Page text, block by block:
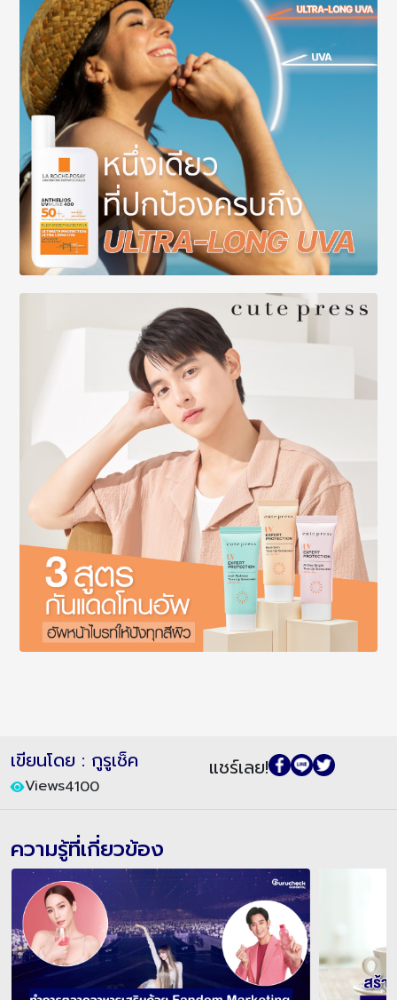
เขียนโดย : กูรูเช็ค
Views4100
แชร์เลย!
ความรู้ที่เกี่ยวข้อง